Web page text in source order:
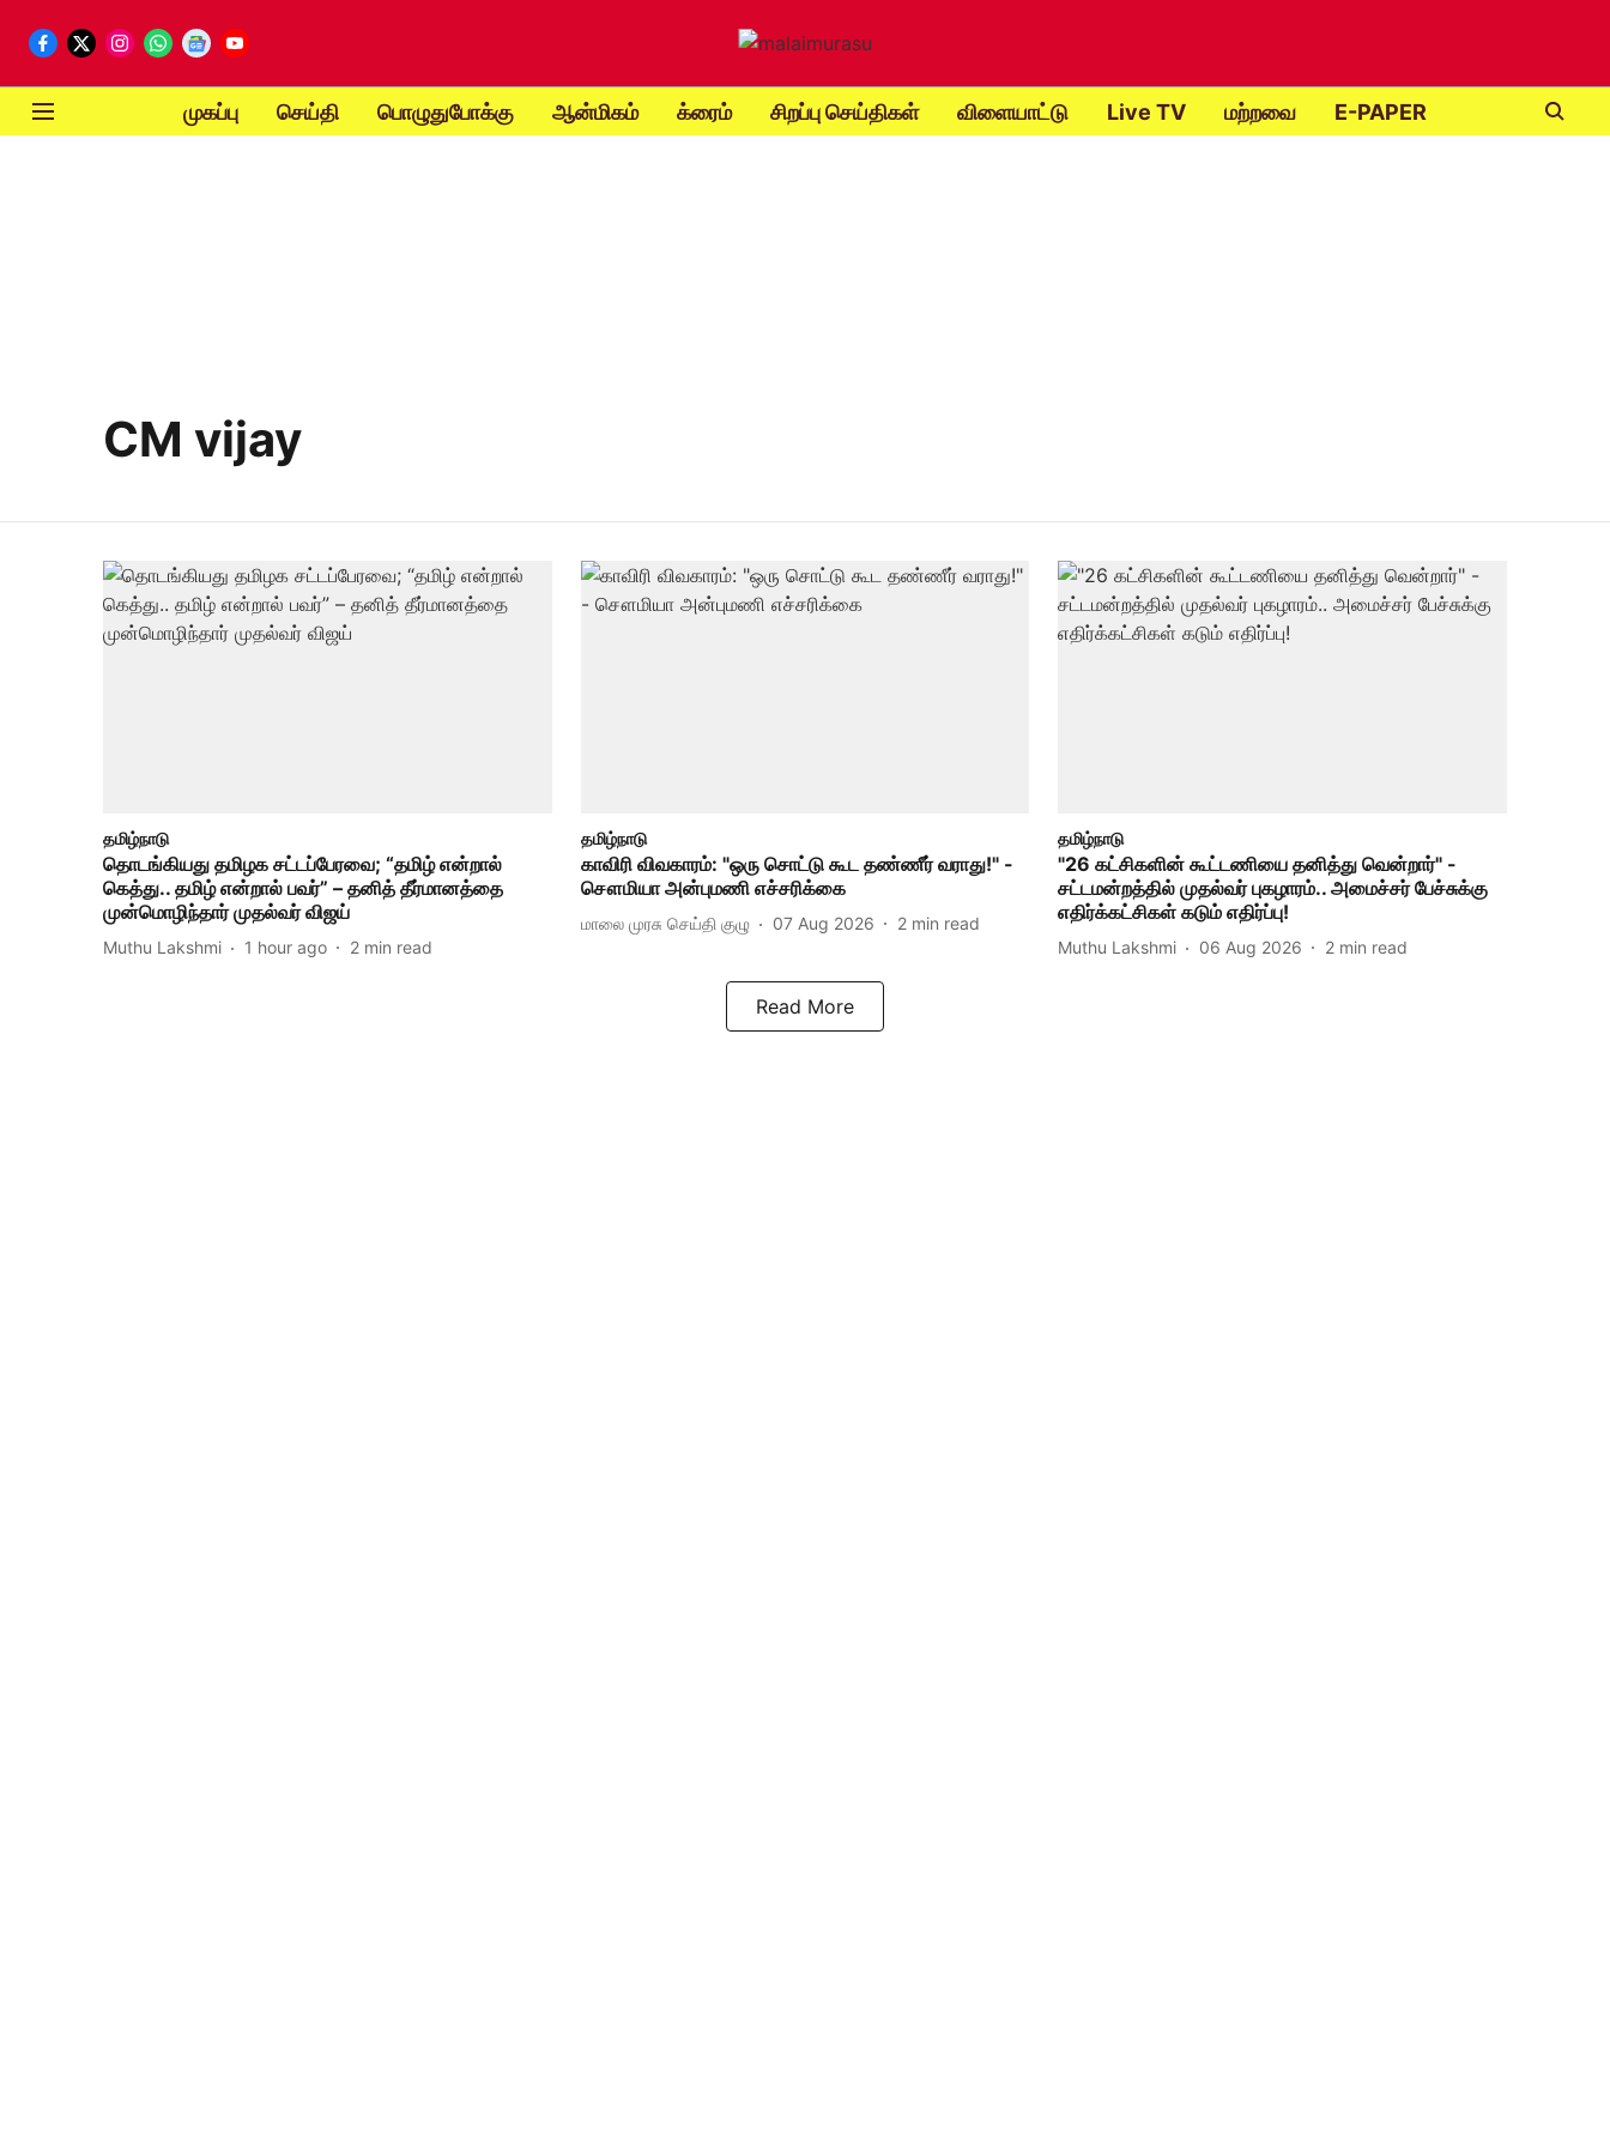
முகப்பு செய்தி பொழுதுபோக்கு ஆன்மிகம் க்ரைம் சிறப்பு செய்திகள் விளையாட்டு Live TV மற்றவை E-PAPER
CM vijay
தமிழ்நாடு
தொடங்கியது தமிழக சட்டப்பேரவை; “தமிழ் என்றால்
கெத்து.. தமிழ் என்றால் பவர்” – தனித் தீர்மானத்தை
முன்மொழிந்தார் முதல்வர் விஜய்
Muthu Lakshmi 1 hour ago 2 min read
தமிழ்நாடு
காவிரி விவகாரம்: "ஒரு சொட்டு கூட தண்ணீர் வராது!" -
சௌமியா அன்புமணி எச்சரிக்கை
மாலை முரசு செய்தி குழு 07 Aug 2026 2 min read
தமிழ்நாடு
"26 கட்சிகளின் கூட்டணியை தனித்து வென்றார்" -
சட்டமன்றத்தில் முதல்வர் புகழாரம்.. அமைச்சர் பேச்சுக்கு
எதிர்க்கட்சிகள் கடும் எதிர்ப்பு!
Muthu Lakshmi 06 Aug 2026 2 min read
Read More